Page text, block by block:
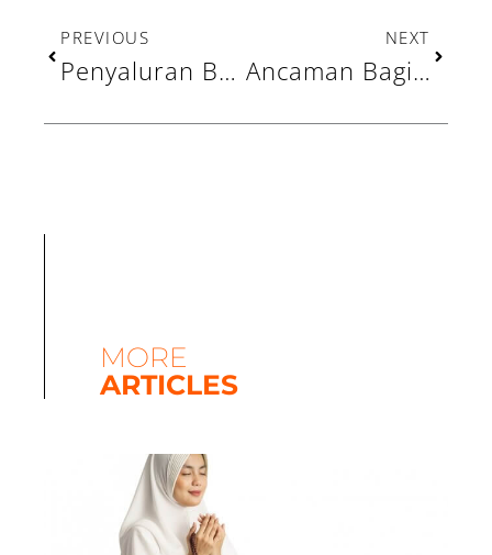
PREVIOUS
Penyaluran Bantuan dan Pembinaan Anak Binaan Yatim (ABI Yatim UCare Indonesia)
NEXT
Ancaman Bagi yang Tidak Membayar Zakat
MORE
ARTICLES